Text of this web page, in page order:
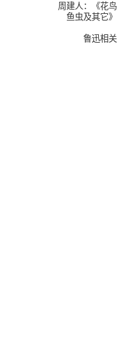
周建人：《花鸟
鱼虫及其它》
鲁迅相关